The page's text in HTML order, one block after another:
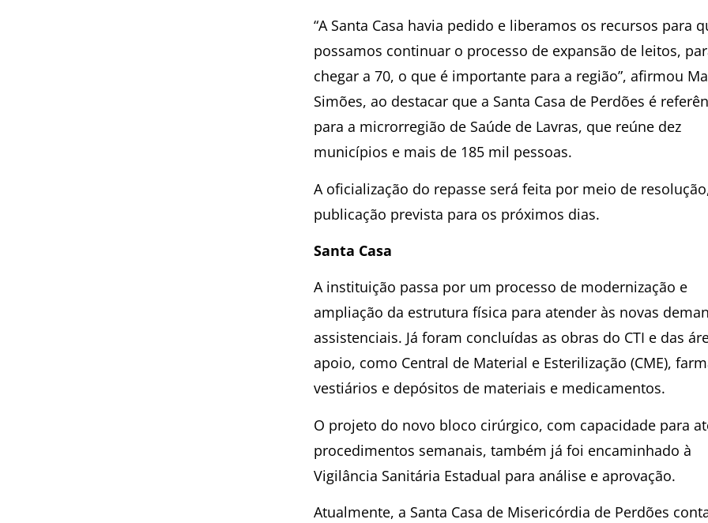
“A Santa Casa havia pedido e liberamos os recursos para
possamos continuar o processo de expansão de leitos,
chegar a 70, o que é importante para a região”, afirmou
Simões, ao destacar que a Santa Casa de Perdões é
para a microrregião de Saúde de Lavras, que reúne dez
municípios e mais de 185 mil pessoas.
A oficialização do repasse será feita por meio de
publicação prevista para os próximos dias.
Santa Casa
A instituição passa por um processo de modernização e
ampliação da estrutura física para atender às novas
assistenciais. Já foram concluídas as obras do CTI e das
apoio, como Central de Material e Esterilização (CME),
vestiários e depósitos de materiais e medicamentos.
O projeto do novo bloco cirúrgico, com capacidade para
procedimentos semanais, também já foi encaminhado à
Vigilância Sanitária Estadual para análise e aprovação.
Atualmente, a Santa Casa de Misericórdia de Perdões